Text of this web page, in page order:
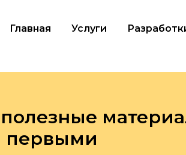
Главная Услуги
первыми